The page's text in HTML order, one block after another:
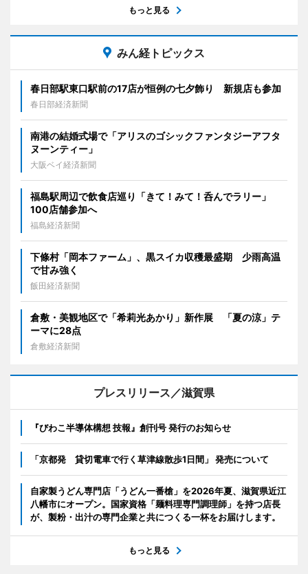
もっと見る
みん経トピックス
春日部駅東口駅前の17店が恒例の七夕飾り 新規店も参加
春日部経済新聞
南港の結婚式場で「アリスのゴシックファンタジーアフタ
ヌーンティー」
大阪ベイ経済新聞
福島駅周辺で飲食店巡り「きて！みて！呑んでラリー」
100店舗参加へ
福島経済新聞
下條村「岡本ファーム」、黒スイカ収穫最盛期 少雨高温
で甘み強く
飯田経済新聞
倉敷・美観地区で「希莉光あかり」新作展 「夏の涼」テ
ーマに28点
倉敷経済新聞
プレスリリース／滋賀県
『びわこ半導体構想 技報』創刊号 発行のお知らせ
「京都発 貸切電車で行く草津線散歩1日間」 発売について
自家製うどん専門店「うどん一番槍」を2026年夏、滋賀県近江
八幡市にオープン。国家資格「麺料理専門調理師」を持つ店長
が、製粉・出汁の専門企業と共につくる一杯をお届けします。
もっと見る